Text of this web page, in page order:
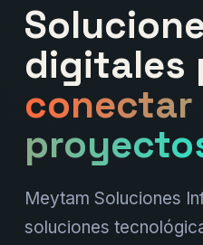
digitales
Meytam Soluciones
soluciones